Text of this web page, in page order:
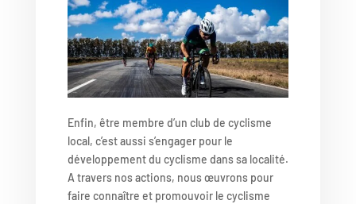
Enfin, être membre d’un club de cyclisme
local, c’est aussi s’engager pour le
développement du cyclisme dans sa localité.
A travers nos actions, nous œuvrons pour
faire connaître et promouvoir le cyclisme